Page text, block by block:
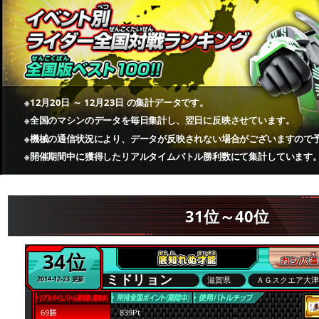
※12月20日 ～ 12月23日 の集計データです。
※全国のマシンのデータを毎日集計し、翌日に反映させています。
※機械の通信状況により、データが反映されない場合がございますので
※開催期間中に獲得したリアルタイムバトル勝利数にて集計しています
31位～40位
34位
2014-12-23 更新 ミドリョン 滋賀県 ＡＧスクエア大
69勝 839Pt